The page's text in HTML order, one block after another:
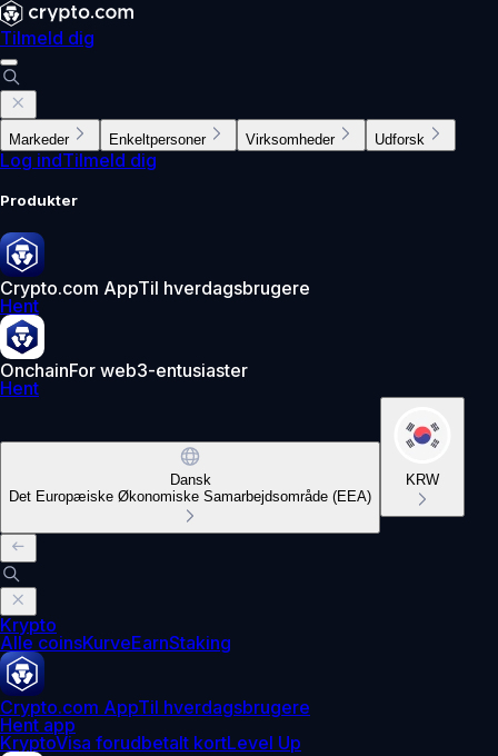
Tilmeld dig
Markeder Enkeltpersoner Virksomheder Udforsk
Log indTilmeld dig
Produkter
Crypto.com AppTil hverdagsbrugere
Hent
OnchainFor web3-entusiaster
Hent
Dansk
Det Europæiske Økonomiske Samarbejdsområde (EEA)
KRW
Krypto
Alle coinsKurveEarnStaking
Crypto.com AppTil hverdagsbrugere
Hent app
KryptoVisa forudbetalt kortLevel Up